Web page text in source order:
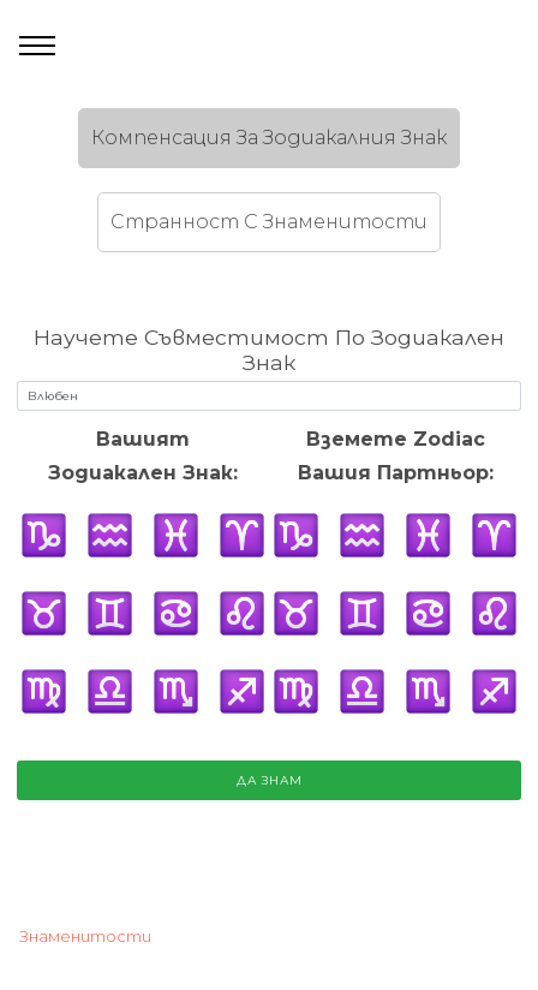
Компенсация За Зодиакалния Знак
Странност C Знаменитости
Научете Съвместимост По Зодиакален
Знак
Вашият
Зодиакален Знак:
Вземете Zodiac
Вашия Партньор:
ДА ЗНАМ
Знаменитости